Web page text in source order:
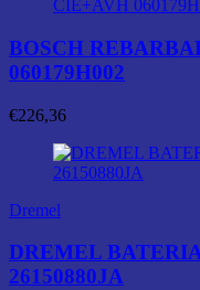
BOSCH
060179H002
€226,36
Dremel
DREMEL
26150880JA